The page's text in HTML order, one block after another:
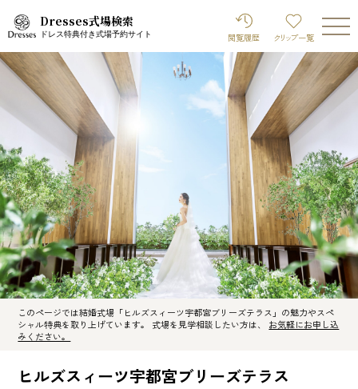
Dresses式場検索
ドレス特典付き式場予約サイト 閲覧履歴 クリップ 一覧
このページでは結婚式場「ヒルズスィーツ宇都宮ブリーズテラス」の魅力やスペ
シャル特典を取り上げています。 式場を見学相談したい方は、 お気軽にお申し込
みください。
ヒルズスィーツ宇都宮ブリーズテラス